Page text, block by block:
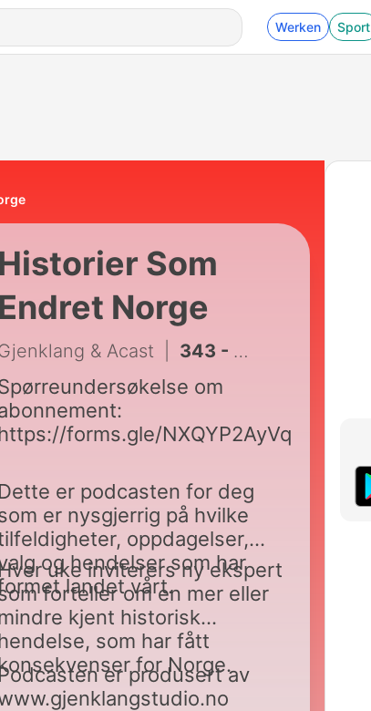
Werken Sport
Historier Som
Endret Norge
& Acast 343 - Fryseboksens inntog i Norge - iskald propaganda
om
forms.gle/NXQYP2AyVqdTykK1A
Dette er podcasten for deg
er nysgjerrig på hvilke
oppdagelser,
og hendelser som har
landet vårt.
uke inviterers ny ekspert
forteller om en mer eller
kjent historisk
som har fått
for Norge.
er produsert av